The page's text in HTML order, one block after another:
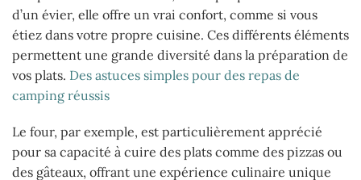
d’un évier, elle offre un vrai confort, comme si vous
étiez dans votre propre cuisine. Ces différents éléments
permettent une grande diversité dans la préparation de
vos plats. Des astuces simples pour des repas de
camping réussis
Le four, par exemple, est particulièrement apprécié
pour sa capacité à cuire des plats comme des pizzas ou
des gâteaux, offrant une expérience culinaire unique